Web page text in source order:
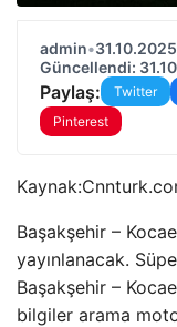
admin•
Güncellendi:
Paylaş: Twitter
Pinterest
Kaynak:
Başakşehir –
yayınlanacak.
Başakşehir –
bilgiler arama